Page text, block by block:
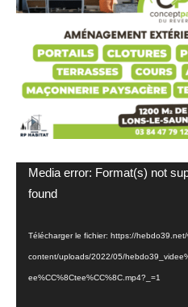
Lecteur
vidéo
Media error: Format(s) not
found
Télécharger le fichier: https://hebdo39.net/
content/uploads/2022/05/
ee%CC%8Ctee%CC%8C.mp4?_=1